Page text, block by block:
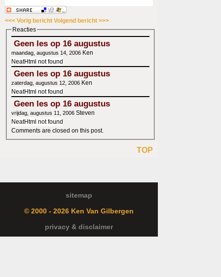
<<< Vorig bericht Volgend bericht >>>
Reacties
Geen les op 16 augustus
maandag, augustus 14, 2006 Ken
NeatHtml not found
Geen les op 16 augustus
zaterdag, augustus 12, 2006 Ken
NeatHtml not found
Geen les op 16 augustus
vrijdag, augustus 11, 2006 Steven
NeatHtml not found
Comments are closed on this post.
TOP
sitemap
© 2000 - 2026 Ken Van Gilbergen
privacy & disclaimer